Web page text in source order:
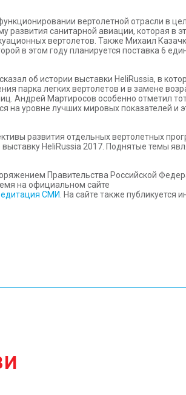
вертолетной отрасли в
санитарной авиации, которая в
вертолетов. Также Михаил
в этом году планируется поставка 6
об истории выставки HeliRussia, в
парка легких вертолетов и в замене
Андрей Мартиросов особенно отметил
на уровне лучших мировых показателей и
развития отдельных вертолетных
HeliRussia 2017. Поднятые темы
Правительства Российской
на официальном сайте
СМИ. На сайте также публикуется